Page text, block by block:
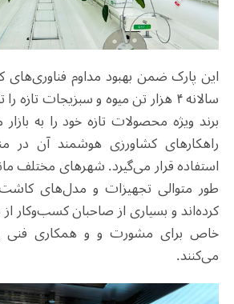
این پارک ضمن بهبود مداوم
سالانه ۴ هزار تن میوه و سبزیجات
برند ویژه محصولات تازه خود را به
راهکارهای کشاورزی هوشمند آن در
استفاده قرار می‌گیرد. شهرهای مختلف
طور متوالی تجهیزات و مدل‌های
کرده‌اند و بسیاری از صاحبان کسب‌وکار
خاص برای مشورت و و همکاری فنی
می‌کنند.